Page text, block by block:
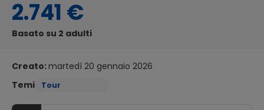
2.741 €
Basato su 2 adulti
Creato:martedì 20 gennaio 2026
Temi
Tour